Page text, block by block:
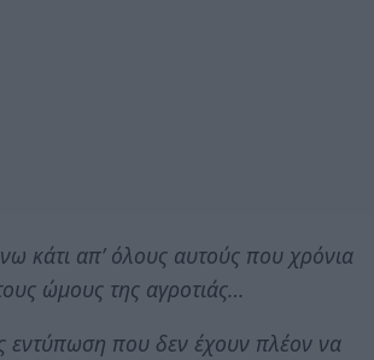
κάτι απ’ όλους αυτούς που χρόνια
ώμους της αγροτιάς…
εντύπωση που δεν έχουν πλέον να